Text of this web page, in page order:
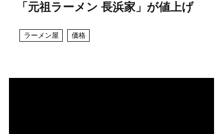
「元祖ラーメン 長浜家」が値上げ
ラーメン屋 価格